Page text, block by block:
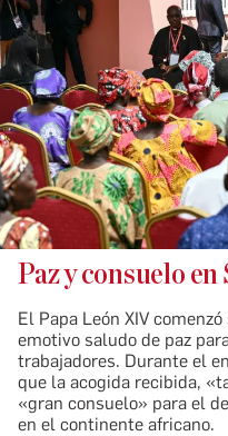
Paz y consuelo
El Papa León XIV
emotivo saludo de paz
trabajadores. Durante el
que la acogida recibida,
«gran consuelo» para el
en el continente africano.